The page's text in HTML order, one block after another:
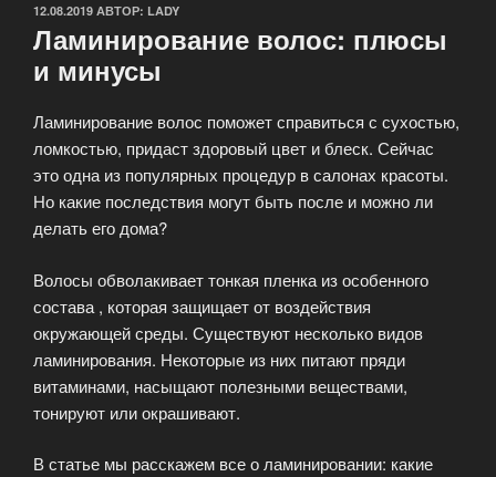
ОПУБЛИКОВАНО
12.08.2019 АВТОР: LADY
Ламинирование волос: плюсы
и минусы
Ламинирование волос поможет справиться с сухостью,
ломкостью, придаст здоровый цвет и блеск. Сейчас
это одна из популярных процедур в салонах красоты.
Но какие последствия могут быть после и можно ли
делать его дома?
Волосы обволакивает тонкая пленка из особенного
состава , которая защищает от воздействия
окружающей среды. Существуют несколько видов
ламинирования. Некоторые из них питают пряди
витаминами, насыщают полезными веществами,
тонируют или окрашивают.
В статье мы расскажем все о ламинировании: какие